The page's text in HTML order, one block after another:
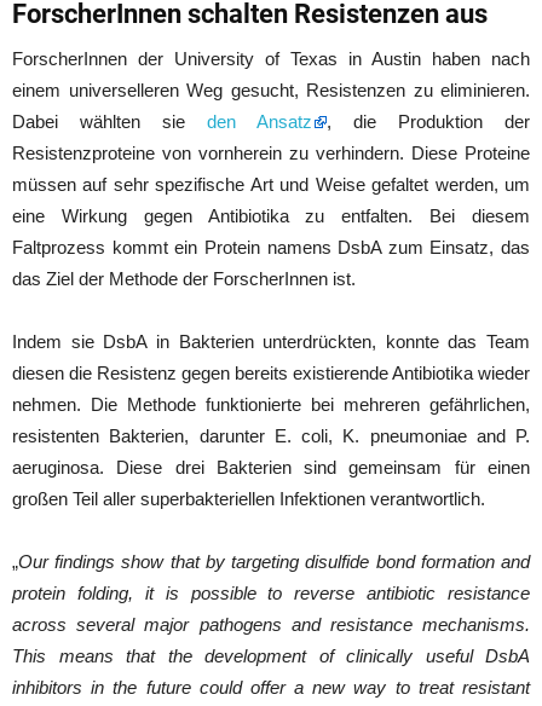
ForscherInnen schalten Resistenzen aus
ForscherInnen der University of Texas in Austin haben nach
einem universelleren Weg gesucht, Resistenzen zu eliminieren.
Dabei wählten sie den Ansatz
, die Produktion der
Resistenzproteine von vornherein zu verhindern. Diese Proteine
müssen auf sehr spezifische Art und Weise gefaltet werden, um
eine Wirkung gegen Antibiotika zu entfalten. Bei diesem
Faltprozess kommt ein Protein namens DsbA zum Einsatz, das
das Ziel der Methode der ForscherInnen ist.
Indem sie DsbA in Bakterien unterdrückten, konnte das Team
diesen die Resistenz gegen bereits existierende Antibiotika wieder
nehmen. Die Methode funktionierte bei mehreren gefährlichen,
resistenten Bakterien, darunter E. coli, K. pneumoniae and P.
aeruginosa. Diese drei Bakterien sind gemeinsam für einen
großen Teil aller superbakteriellen Infektionen verantwortlich.
„Our findings show that by targeting disulfide bond formation and
protein folding, it is possible to reverse antibiotic resistance
across several major pathogens and resistance mechanisms.
This means that the development of clinically useful DsbA
inhibitors in the future could offer a new way to treat resistant